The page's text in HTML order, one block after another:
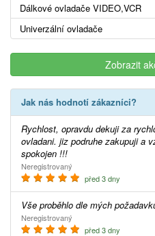
Dálkové ovladače VIDEO,VCR
Univerzální ovladače
Zobrazit
Jak nás hodnotí zákazníci?
Rychlost, opravdu dekuji za rychlost v doruceni dalkoveho
ovladani. jiz podruhe zakupuji a
spokojen !!!
Neregistrovaný
před 3 dny
Vše proběhlo dle mých
Neregistrovaný
před 3 dny